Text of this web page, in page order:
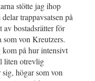
stötte jag ihop
trappavsatsen på
bostadsrätter för
som von Kreutzers.
på hur intensivt
liten otrevlig
sig, högar som von